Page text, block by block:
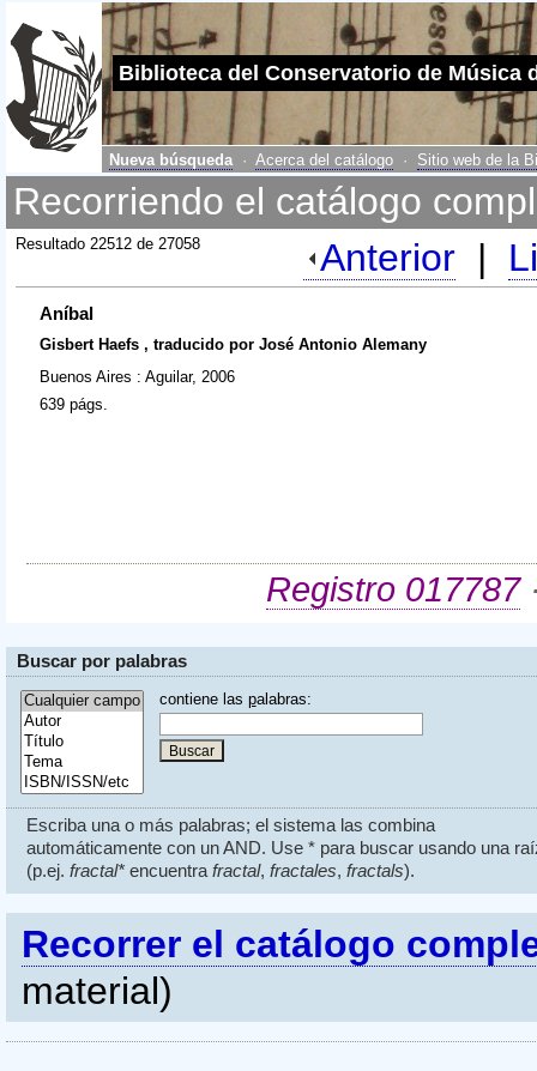
Biblioteca del Conservatorio de Música
Nueva búsqueda ·Acerca del catálogo · Sitio web de la
Recorriendo el catálogo
Resultado 22512 de 27058 Anterior |
Aníbal
Gisbert Haefs , traducido por José Antonio Alemany
Buenos Aires : Aguilar, 2006
639 págs.
Registro 017787
Buscar por palabras
contiene las palabras:
Escriba una o más palabras; el sistema las combina
automáticamente con un AND. Use * para buscar usando una
(p.ej. fractal*encuentra fractal, fractales, fractals).
Recorrer el catálogo
material)